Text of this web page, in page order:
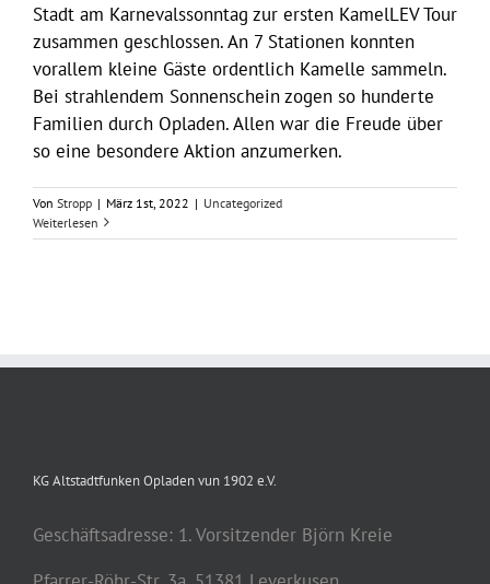
Stadt am Karnevalssonntag zur ersten KamelLEV Tour
zusammen geschlossen. An 7 Stationen konnten
vorallem kleine Gäste ordentlich Kamelle sammeln.
Bei strahlendem Sonnenschein zogen so hunderte
Familien durch Opladen. Allen war die Freude über
so eine besondere Aktion anzumerken.
Von Stropp | März 1st, 2022 | Uncategorized
Weiterlesen
KG Altstadtfunken Opladen vun 1902 e.V.
Geschäftsadresse: 1. Vorsitzender Björn Kreie